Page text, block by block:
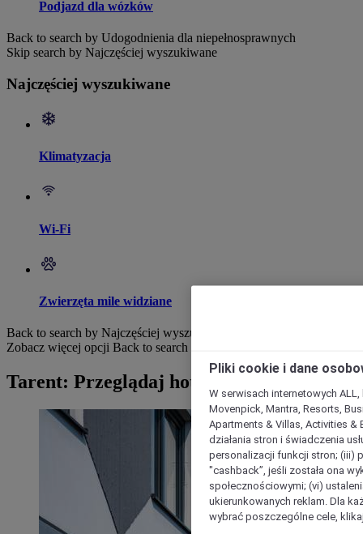
Podjazd dla wózków
Back to search by Udogodnienia dla niepełnosprawnych
Skip search by Najczęściej wyszukiwane
Najczęściej wyszukiwane
Klimatyzacja
Wi-Fi
Zwierzęta mile widziane
Back to search by Najczęściej wyszukiwane
Zobacz więcej opcji Back to search by categories
Tarent: Przeglądaj hotele
Pliki cookie i dane
W serwisach internetowych
Movenpick, Mantra, Resorts,
Apartments & Villas, Activities &
działania stron i świadczenia
personalizacji funkcji stron; (iii)
"cashback”, jeśli została ona
społecznościowymi; (vi)
ukierunkowanych reklam. Dla
wybrać poszczególne cele,